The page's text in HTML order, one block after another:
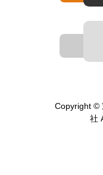
Copyright ©
社